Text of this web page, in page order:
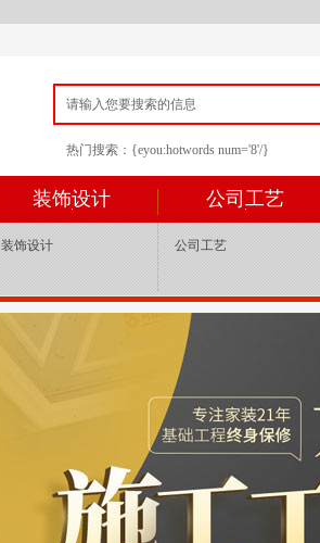
热门搜索：{eyou:hotwords num='8'/}
装饰设计 公司工艺
装饰设计 公司工艺